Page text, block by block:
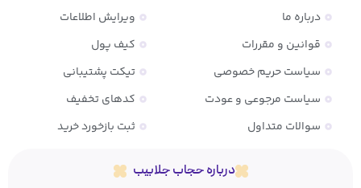
درباره ما
قوانین و مقررات
سیاست حریم خصوصی
سیاست مرجوعی و عودت
سوالات متداول
ویرایش اطلاعات
کیف پول
تیکت پشتیبانی
کدهای تخفیف
ثبت بازخورد خرید
درباره حجاب جلابیب